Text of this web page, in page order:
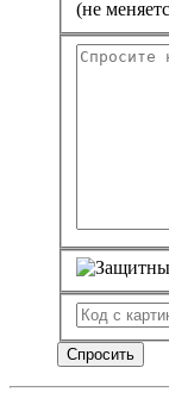
(не
Спросить